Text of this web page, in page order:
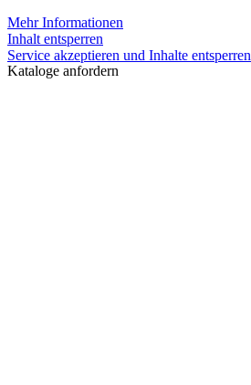
Mehr Informationen
Inhalt entsperren
Service akzeptieren und Inhalte entsperren
Kataloge anfordern